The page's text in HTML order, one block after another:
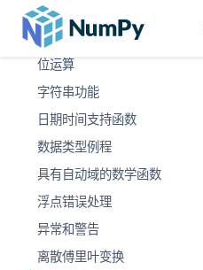
数组创建例程
数组操作例程
位运算
字符串功能
日期时间支持函数
数据类型例程
具有自动域的数学函数
浮点错误处理
异常和警告
离散傅里叶变换